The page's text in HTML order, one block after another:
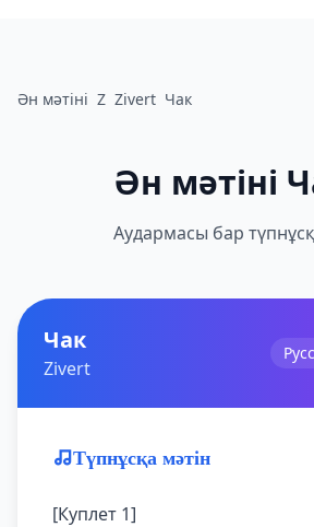
Ән мәтіні Z Zivert Чак
Ән мәтіні
Аудармасы бар
Чак
Zivert
Түпнұсқа мәтін
[Куплет 1]